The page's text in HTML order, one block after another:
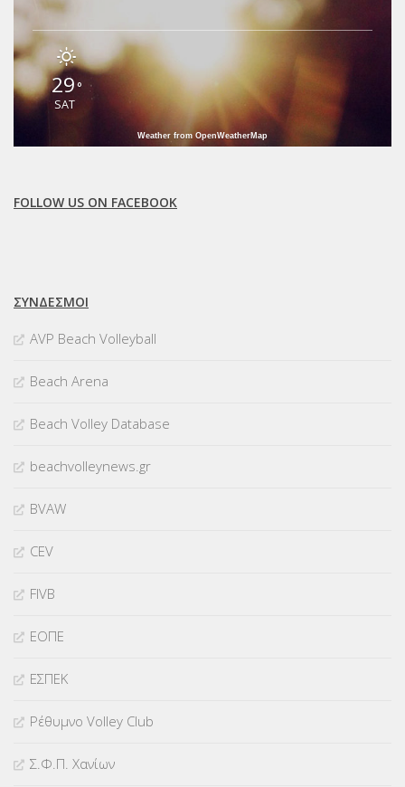
29°
SAT
Weather from OpenWeatherMap
FOLLOW US ON FACEBOOK
ΣΥΝΔΈΣΜΟΙ
AVP Beach Volleyball
Beach Arena
Beach Volley Database
beachvolleynews.gr
BVAW
CEV
FIVB
ΕΟΠΕ
ΕΣΠΕΚ
Ρέθυμνο Volley Club
Σ.Φ.Π. Χανίων